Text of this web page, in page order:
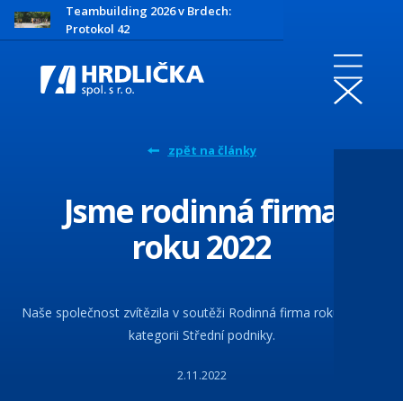
Teambuilding 2026 v Brdech:
Protokol 42
zpět na články
Jsme rodinná firma
roku 2022
Naše společnost zvítězila v soutěži Rodinná firma roku 2022 v
kategorii Střední podniky.
2.11.2022